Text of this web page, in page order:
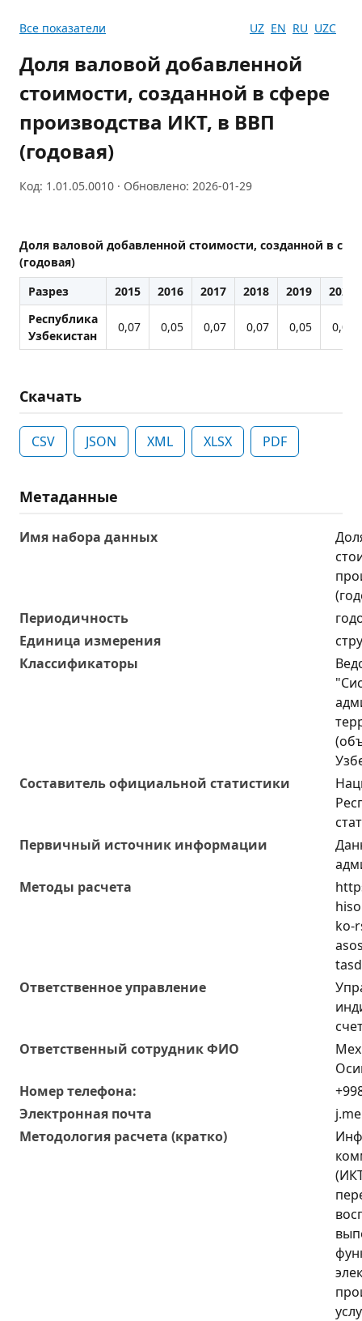
Все показатели UZ EN RU UZC
Доля валовой добавленной
стоимости, созданной в сфере
производства ИКТ, в ВВП
(годовая)
Код: 1.01.05.0010 · Обновлено: 2026-01-29
Доля валовой добавленной стоимости, созданной в
(годовая)
Разрез
2015 2016 2017 2018 2019
2020
Республика
Узбекистан
0,07 0,05 0,07 0,07 0,05 0,08
Скачать
CSV JSON XML XLSX PDF
Метаданные
Имя набора данных
Периодичность
Единица измерения
Классификаторы
Составитель официальной статистики
Первичный источник информации
Методы расчета
ko-
Ответственное управление
Oтветственный сотрудник ФИО
Номер телефона:
Электронная почта
Методология расчета (кратко)